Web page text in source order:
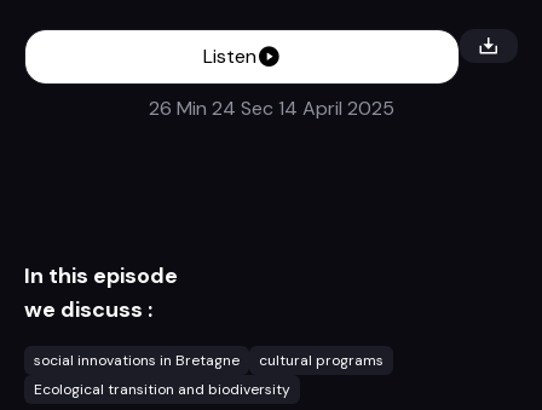
Listen
26 Min 24 Sec 14 April 2025
In this episode
we discuss :
social innovations in Bretagne
cultural programs
Ecological transition and biodiversity